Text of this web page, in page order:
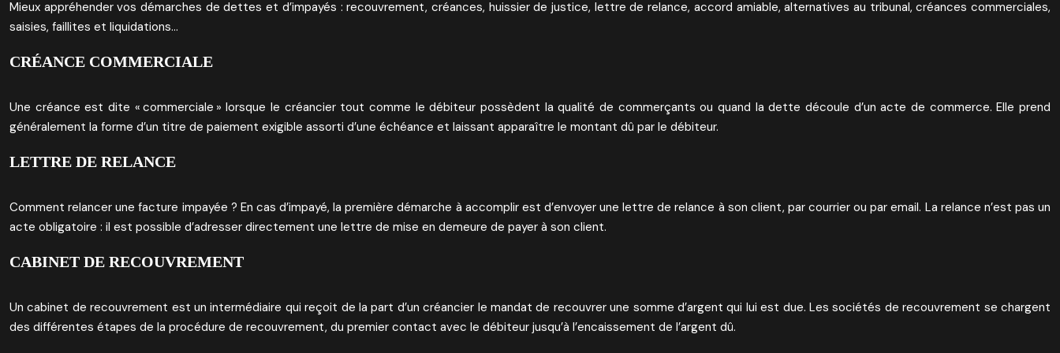
Mieux appréhender vos démarches de dettes et d’impayés : recouvrement, créances, huissier de justice, lettre de relance, accord amiable, alternatives au tribunal, créances commerciales,
saisies, faillites et liquidations…
CRÉANCE COMMERCIALE
Une créance est dite « commerciale » lorsque le créancier tout comme le débiteur possèdent la qualité de commerçants ou quand la dette découle d’un acte de commerce. Elle prend
généralement la forme d’un titre de paiement exigible assorti d’une échéance et laissant apparaître le montant dû par le débiteur.
LETTRE DE RELANCE
Comment relancer une facture impayée ? En cas d’impayé, la première démarche à accomplir est d’envoyer une lettre de relance à son client, par courrier ou par email. La relance n’est pas un
acte obligatoire : il est possible d’adresser directement une lettre de mise en demeure de payer à son client.
CABINET DE RECOUVREMENT
Un cabinet de recouvrement est un intermédiaire qui reçoit de la part d’un créancier le mandat de recouvrer une somme d’argent qui lui est due. Les sociétés de recouvrement se chargent
des différentes étapes de la procédure de recouvrement, du premier contact avec le débiteur jusqu’à l’encaissement de l’argent dû.